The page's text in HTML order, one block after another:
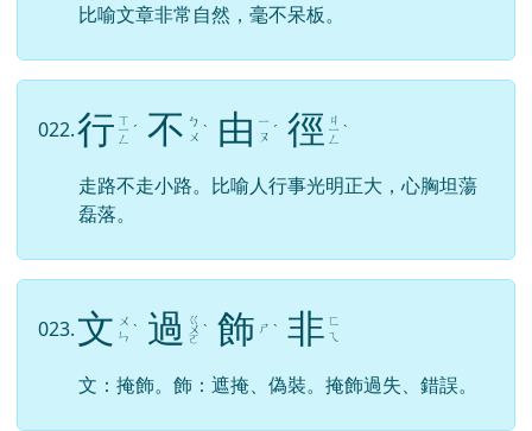
比喻文章非常自然，毫不呆板。
022.行 ㄒ
ㄧ
ㄥ
ˊ 不 ㄅ
ㄨ ˋ 由 ㄧ
ㄡ ˊ 徑 ㄐ
ㄧ
ㄥ
ˋ
走路不走小路。比喻人行事光明正大，心胸坦蕩
磊落。
023.文 ㄨ
ㄣ ˋ 過 ㄍ
ㄨ
ㄛ
ˋ 飾 ㄕ ˋ 非 ㄈ
ㄟ
文：掩飾。飾：遮掩、偽裝。掩飾過失、錯誤。